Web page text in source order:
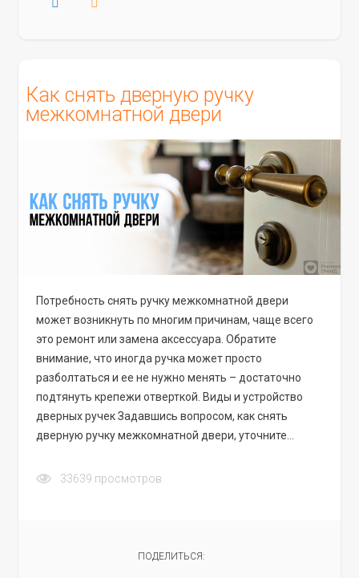
Как снять дверную ручку
межкомнатной двери
Потребность снять ручку межкомнатной двери
может возникнуть по многим причинам, чаще всего
это ремонт или замена аксессуара. Обратите
внимание, что иногда ручка может просто
разболтаться и ее не нужно менять – достаточно
подтянуть крепежи отверткой. Виды и устройство
дверных ручек Задавшись вопросом, как снять
дверную ручку межкомнатной двери, уточните…
33639 просмотров
ПОДЕЛИТЬСЯ: